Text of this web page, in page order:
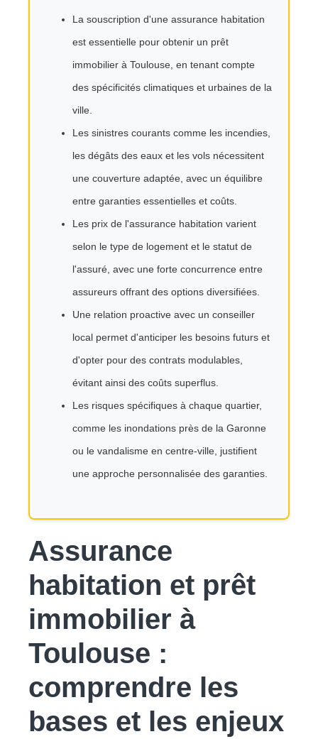
La souscription d'une assurance habitation
est essentielle pour obtenir un prêt
immobilier à Toulouse, en tenant compte
des spécificités climatiques et urbaines de la
ville.
Les sinistres courants comme les incendies,
les dégâts des eaux et les vols nécessitent
une couverture adaptée, avec un équilibre
entre garanties essentielles et coûts.
Les prix de l'assurance habitation varient
selon le type de logement et le statut de
l'assuré, avec une forte concurrence entre
assureurs offrant des options diversifiées.
Une relation proactive avec un conseiller
local permet d'anticiper les besoins futurs et
d'opter pour des contrats modulables,
évitant ainsi des coûts superflus.
Les risques spécifiques à chaque quartier,
comme les inondations près de la Garonne
ou le vandalisme en centre-ville, justifient
une approche personnalisée des garanties.
Assurance
habitation et prêt
immobilier à
Toulouse :
comprendre les
bases et les enjeux